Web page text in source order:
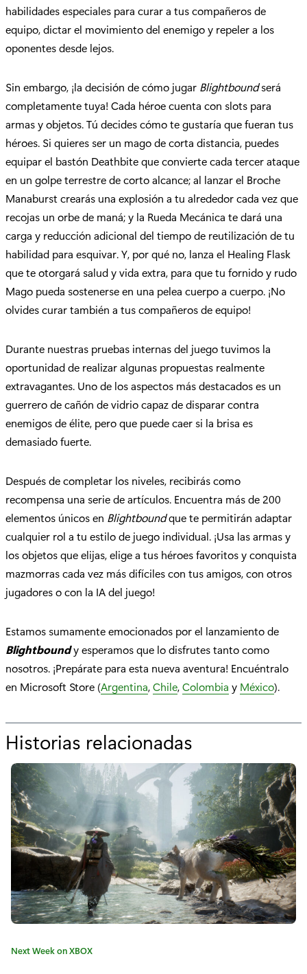
habilidades especiales para curar a tus compañeros de
equipo, dictar el movimiento del enemigo y repeler a los
oponentes desde lejos.
Sin embargo, ¡la decisión de cómo jugar Blightboundserá
completamente tuya! Cada héroe cuenta con slots para
armas y objetos. Tú decides cómo te gustaría que fueran tus
héroes. Si quieres ser un mago de corta distancia, puedes
equipar el bastón Deathbite que convierte cada tercer ataque
en un golpe terrestre de corto alcance; al lanzar el Broche
Manaburst crearás una explosión a tu alrededor cada vez que
recojas un orbe de maná; y la Rueda Mecánica te dará una
carga y reducción adicional del tiempo de reutilización de tu
habilidad para esquivar. Y, por qué no, lanza el Healing Flask
que te otorgará salud y vida extra, para que tu fornido y rudo
Mago pueda sostenerse en una pelea cuerpo a cuerpo. ¡No
olvides curar también a tus compañeros de equipo!
Durante nuestras pruebas internas del juego tuvimos la
oportunidad de realizar algunas propuestas realmente
extravagantes. Uno de los aspectos más destacados es un
guerrero de cañón de vidrio capaz de disparar contra
enemigos de élite, pero que puede caer si la brisa es
demasiado fuerte.
Después de completar los niveles, recibirás como
recompensa una serie de artículos. Encuentra más de 200
elementos únicos en Blightboundque te permitirán adaptar
cualquier rol a tu estilo de juego individual. ¡Usa las armas y
los objetos que elijas, elige a tus héroes favoritos y conquista
mazmorras cada vez más difíciles con tus amigos, con otros
jugadores o con la IA del juego!
Estamos sumamente emocionados por el lanzamiento de
Blightboundy esperamos que lo disfrutes tanto como
nosotros. ¡Prepárate para esta nueva aventura! Encuéntralo
en Microsoft Store (Argentina,Chile,Colombia y México).
Historias relacionadas
o
r
"
B
l
i
g
C
Next Week on XBOX